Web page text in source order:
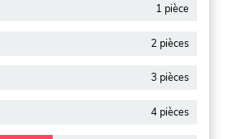
1 pièce
2 pièces
3 pièces
4 pièces